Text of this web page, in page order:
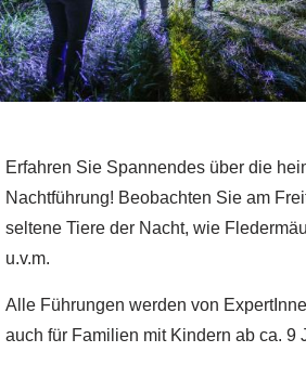
Erfahren Sie Spannendes über die
Nachtführung! Beobachten Sie am
seltene Tiere der Nacht, wie
u.v.m.
Alle Führungen werden von
auch für Familien mit Kindern ab ca. 9